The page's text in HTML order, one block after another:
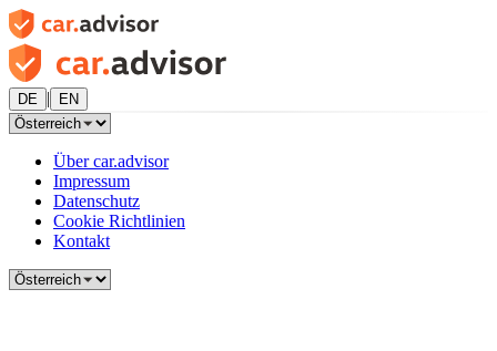
DE | EN
Über car.advisor
Impressum
Datenschutz
Cookie Richtlinien
Kontakt